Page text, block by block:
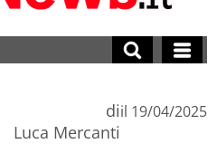
di
Luca Mercanti
il 19/04/2025